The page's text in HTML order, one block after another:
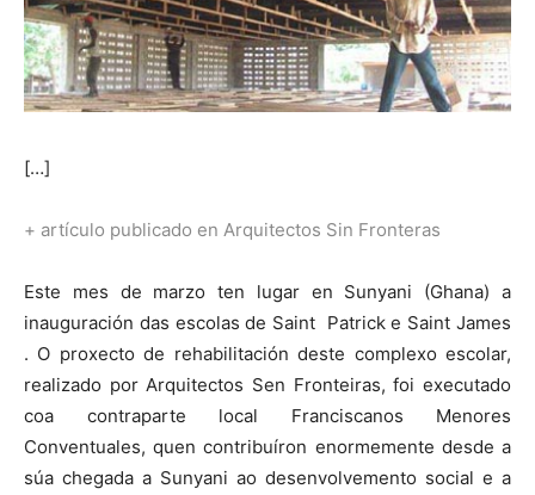
[…]
+ artículo publicado en Arquitectos Sin Fronteras
Este mes de marzo ten lugar en Sunyani (Ghana) a
inauguración das escolas de Saint Patrick e Saint James
. O proxecto de rehabilitación deste complexo escolar,
realizado por Arquitectos Sen Fronteiras, foi executado
coa contraparte local Franciscanos Menores
Conventuales, quen contribuíron enormemente desde a
súa chegada a Sunyani ao desenvolvemento social e a